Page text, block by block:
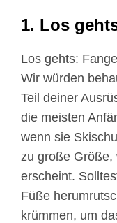
1. Los
Los gehts:
Wir würden
Teil deiner
die meisten
wenn sie
zu große Größe,
erscheint.
Füße
krümmen, um